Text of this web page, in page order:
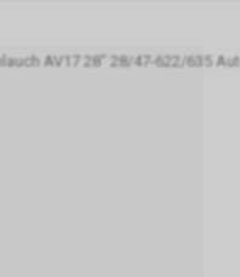
AV17 28" 28/47-622/635